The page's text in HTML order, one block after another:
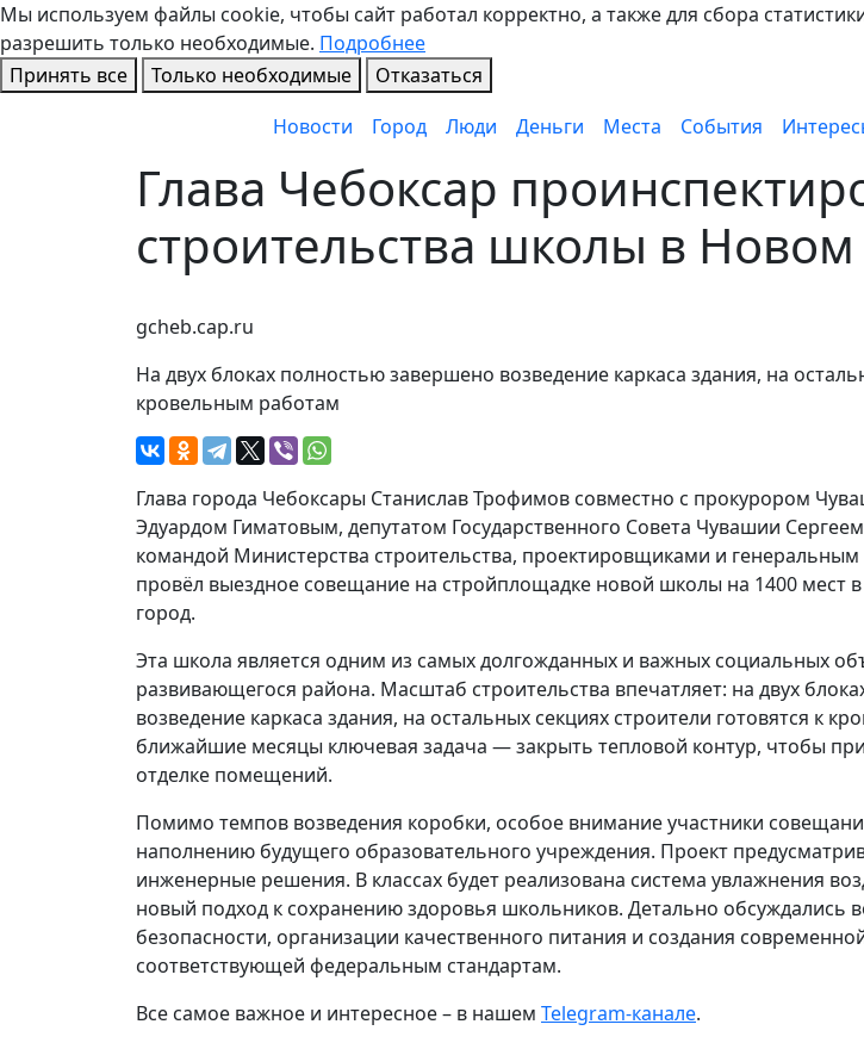
Мы используем файлы cookie, чтобы сайт работал корректно, а также для сбора
разрешить только необходимые. Подробнее
Принять все
Только необходимые
Отказаться
Новости
Город Люди Деньги Места События
Глава Чебоксар
строительства школы в Новом
gcheb.cap.ru
На двух блоках полностью завершено возведение каркаса здания, на
кровельным работам
Глава города Чебоксары Станислав Трофимов совместно с прокурором
Эдуардом Гиматовым, депутатом Государственного Совета Чувашии
командой Министерства строительства, проектировщиками и
провёл выездное совещание на стройплощадке новой школы на 1400 мест
город.
Эта школа является одним из самых долгожданных и важных социальных
развивающегося района. Масштаб строительства впечатляет: на двух
возведение каркаса здания, на остальных секциях строители готовятся к
ближайшие месяцы ключевая задача — закрыть тепловой контур, чтобы
отделке помещений.
Помимо темпов возведения коробки, особое внимание участники
наполнению будущего образовательного учреждения. Проект
инженерные решения. В классах будет реализована система увлажнения
новый подход к сохранению здоровья школьников. Детально обсуждались
безопасности, организации качественного питания и создания
соответствующей федеральным стандартам.
Все самое важное и интересное – в нашем Telegram-канале.